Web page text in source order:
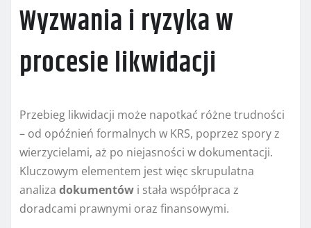
Wyzwania i ryzyka w
procesie likwidacji
Przebieg likwidacji może napotkać różne trudności
– od opóźnień formalnych w KRS, poprzez spory z
wierzycielami, aż po niejasności w dokumentacji.
Kluczowym elementem jest więc skrupulatna
analiza dokumentów i stała współpraca z
doradcami prawnymi oraz finansowymi.